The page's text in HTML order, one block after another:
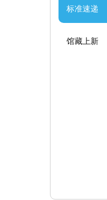
标准速递
馆藏上新